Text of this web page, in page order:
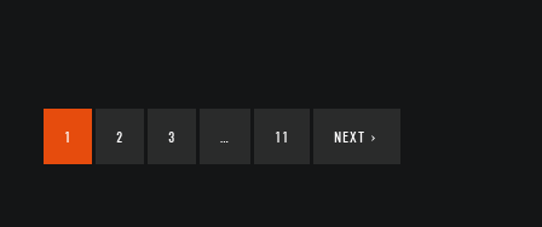
1 2 3 … 11 NEXT ›